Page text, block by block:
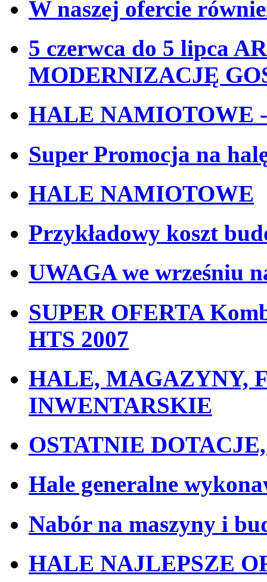
W naszej ofercie
5 czerwca do 5 lipca
MODERNIZACJĘ
HALE NAMIOTOWE -
Super Promocja na
HALE NAMIOTOWE
Przykładowy koszt
UWAGA we wrześniu
SUPER OFERTA
HTS 2007
HALE, MAGAZYNY,
INWENTARSKIE
OSTATNIE
Hale generalne
Nabór na maszyny i
HALE NAJLEPSZE